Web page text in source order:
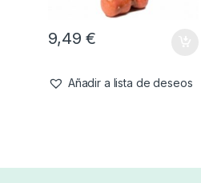
9,49€
Añadir a lista de deseos